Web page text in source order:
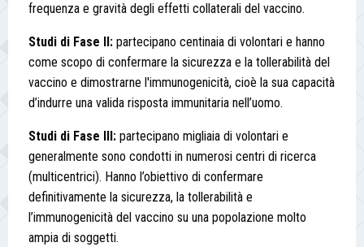
frequenza e gravità degli effetti collaterali del vaccino.
Studi di Fase II: partecipano centinaia di volontari e hanno
come scopo di confermare la sicurezza e la tollerabilità del
vaccino e dimostrarne l'immunogenicità, cioè la sua capacità
d’indurre una valida risposta immunitaria nell’uomo.
Studi di Fase III: partecipano migliaia di volontari e
generalmente sono condotti in numerosi centri di ricerca
(multicentrici). Hanno l’obiettivo di confermare
definitivamente la sicurezza, la tollerabilità e
l’immunogenicità del vaccino su una popolazione molto
ampia di soggetti.